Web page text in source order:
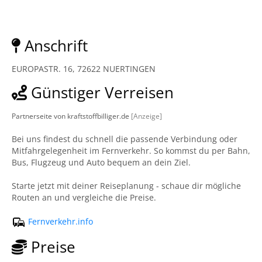
Anschrift
EUROPASTR. 16, 72622 NUERTINGEN
Günstiger Verreisen
Partnerseite von kraftstoffbilliger.de [Anzeige]
Bei uns findest du schnell die passende Verbindung oder
Mitfahrgelegenheit im Fernverkehr. So kommst du per Bahn,
Bus, Flugzeug und Auto bequem an dein Ziel.
Starte jetzt mit deiner Reiseplanung - schaue dir mögliche
Routen an und vergleiche die Preise.
Fernverkehr.info
Preise